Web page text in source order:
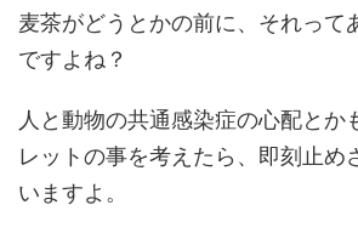
麦茶がどうとかの前に、それって
ですよね？
人と動物の共通感染症の心配とか
レットの事を考えたら、即刻止め
いますよ。